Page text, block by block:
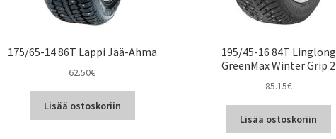
175/65-14 86T Lappi Jää-Ahma
62.50€
Lisää ostoskoriin
195/45-16 84T Linglong
GreenMax Winter Grip 2
85.15€
Lisää ostoskoriin